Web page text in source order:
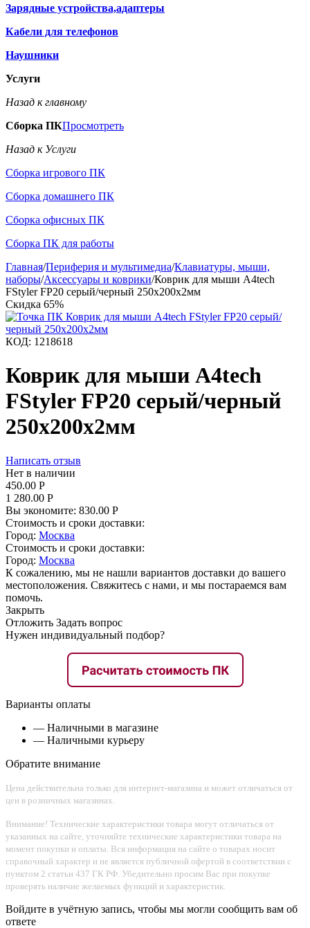
Зарядные устройства,адаптеры
Кабели для телефонов
Наушники
Услуги
Назад к главному
Сборка ПКПросмотреть
Назад к Услуги
Сборка игрового ПК
Сборка домашнего ПК
Сборка офисных ПК
Сборка ПК для работы
Главная/Периферия и мультимедиа/Клавиатуры, мыши,
наборы/Аксессуары и коврики/Коврик для мыши A4tech
FStyler FP20 серый/черный 250x200x2мм
Скидка 65%
КОД: 1218618
Коврик для мыши A4tech
FStyler FP20 серый/черный
250x200x2мм
Написать отзыв
Нет в наличии
450.00 Р
1 280.00 Р
Вы экономите: 830.00 Р
Стоимость и сроки доставки:
Город: Москва
Стоимость и сроки доставки:
Город: Москва
К сожалению, мы не нашли вариантов доставки до вашего
местоположения. Свяжитесь с нами, и мы постараемся вам
помочь.
Закрыть
Отложить Задать вопрос
Нужен индивидуальный подбор?
Варианты оплаты
— Наличными в магазине
— Наличными курьеру
Обратите внимание
Цена действительна только для интернет-магазина и может отличаться от
цен в розничных магазинах.
Внимание! Технические характеристики товара могут отличаться от
указанных на сайте, уточняйте технические характеристики товара на
момент покупки и оплаты. Вся информация на сайте о товарах носит
справочный характер и не является публичной офертой в соответствии с
пунктом 2 статьи 437 ГК РФ. Убедительно просим Вас при покупке
проверять наличие желаемых функций и характеристик.
Войдите в учётную запись, чтобы мы могли сообщить вам об
ответе